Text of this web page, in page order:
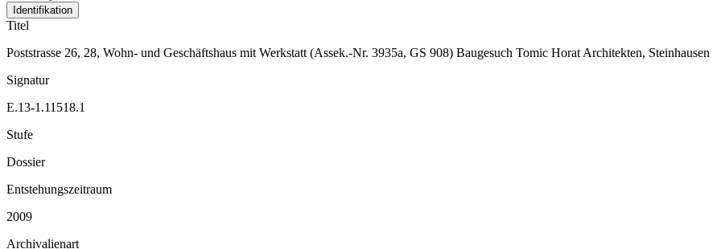
Identifikation
Titel
Poststrasse 26, 28, Wohn- und Geschäftshaus mit Werkstatt (Assek.-Nr. 3935a, GS 908) Baugesuch Tomic Horat Architekten, Steinhausen
Signatur
E.13-1.11518.1
Stufe
Dossier
Entstehungszeitraum
2009
Archivalienart